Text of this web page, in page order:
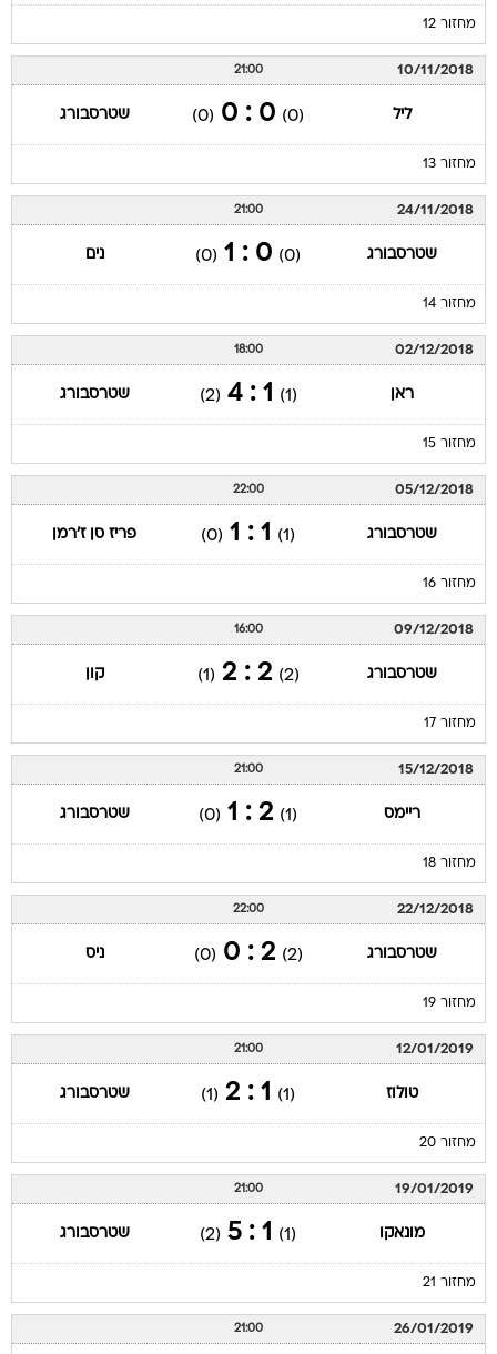
מחזור 12
10/11/2018
21:00
ליל (0)
0 : 0
(0) שטרסבורג
מחזור 13
24/11/2018
21:00
שטרסבורג (0)
0 : 1
(0) נים
מחזור 14
02/12/2018
18:00
ראן (1)
1 : 4
(2) שטרסבורג
מחזור 15
05/12/2018
22:00
שטרסבורג (1)
1 : 1
(0) פריז סן ז'רמן
מחזור 16
09/12/2018
16:00
שטרסבורג (2)
2 : 2
(1) קון
מחזור 17
15/12/2018
21:00
ריימס (1)
2 : 1
(0) שטרסבורג
מחזור 18
22/12/2018
22:00
שטרסבורג (2)
2 : 0
(0) ניס
מחזור 19
12/01/2019
21:00
טולוז (1)
1 : 2
(1) שטרסבורג
מחזור 20
19/01/2019
21:00
מונאקו (1)
1 : 5
(2) שטרסבורג
מחזור 21
26/01/2019
21:00